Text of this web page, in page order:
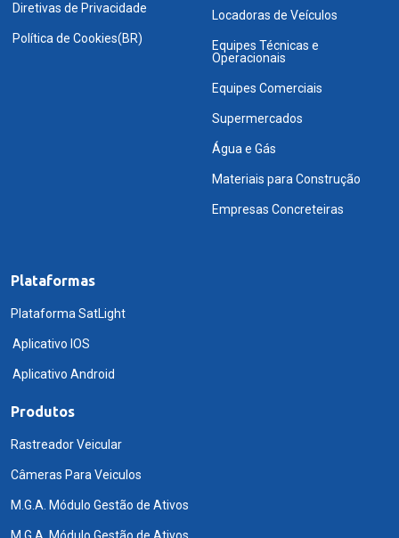
Diretivas de Privacidade
Política de Cookies(BR)
Locadoras de Veículos
Equipes Técnicas e
Operacionais
Equipes Comerciais
Supermercados
Água e Gás
Materiais para Construção
Empresas Concreteiras
Plataformas
Plataforma SatLight
Aplicativo IOS
Aplicativo Android
Produtos
Rastreador Veicular
Câmeras Para Veiculos
M.G.A. Módulo Gestão de Ativos